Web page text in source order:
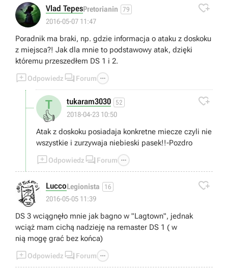
Vlad TepesPretorianin 79
2016-05-07 11:47

Poradnik ma braki, np. gdzie informacja o ataku z doskoku
z miejsca?! Jak dla mnie to podstawowy atak, dzięki
któremu przeszedłem DS 1 i 2.
Odpowiedz  Forum 
T
👍
tukaram3030 52
2018-04-23 10:50

Atak z doskoku posiadaja konkretne miecze czyli nie
wszystkie i zurzywaja niebieski pasek!!-Pozdro
Odpowiedz  Forum 
😜
LuccoLegionista 16
2016-05-05 11:39

DS 3 wciągnęło mnie jak bagno w "Lagtown", jednak
wciąż mam cichą nadzieję na remaster DS 1 ( w
nią mogę grać bez końca)
Odpowiedz  Forum 